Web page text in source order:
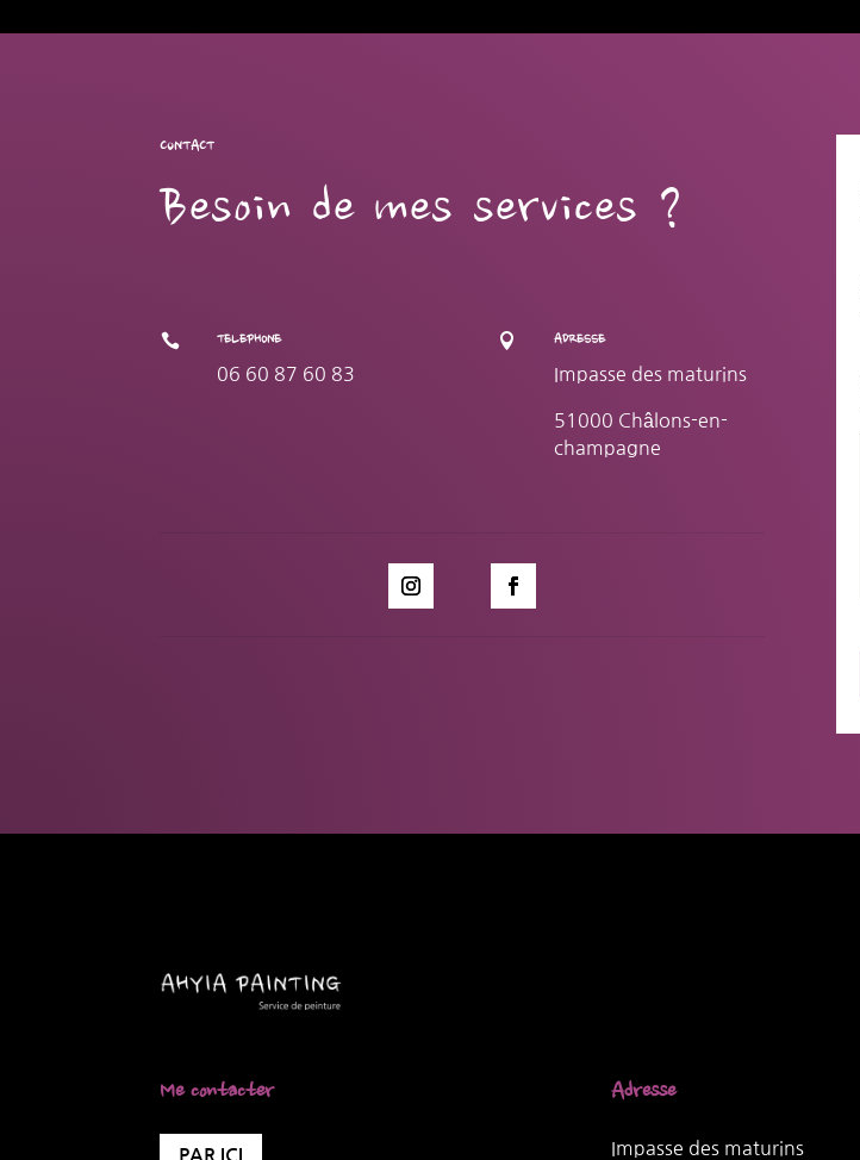
CONTACT
Besoin de mes services ?
 TELEPHONE
06 60 87 60 83
 ADRESSE
Impasse des maturins
51000 Châlons-en-
champagne
Me contacter
PAR ICI
Adresse
Impasse des maturins